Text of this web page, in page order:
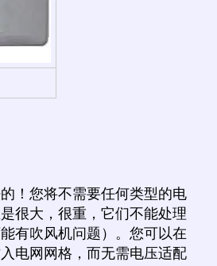
！您将不需要任何类型的电
很大，很重，它们不能处理
有吹风机问题）。您可以在
电网网格，而无需电压适配